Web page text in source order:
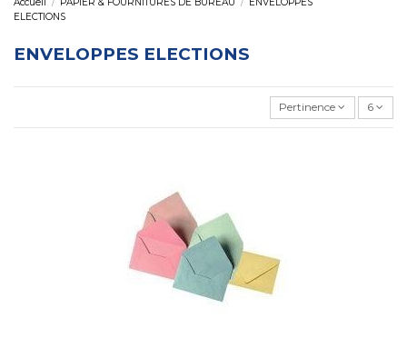
Accueil PAPIER & FOURNITURES DE BUREAU
ENVELOPPES
ELECTIONS
ENVELOPPES ELECTIONS
Pertinence 6